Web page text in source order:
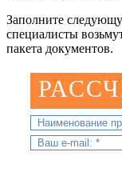
Заполните
специалисты
пакета документов.